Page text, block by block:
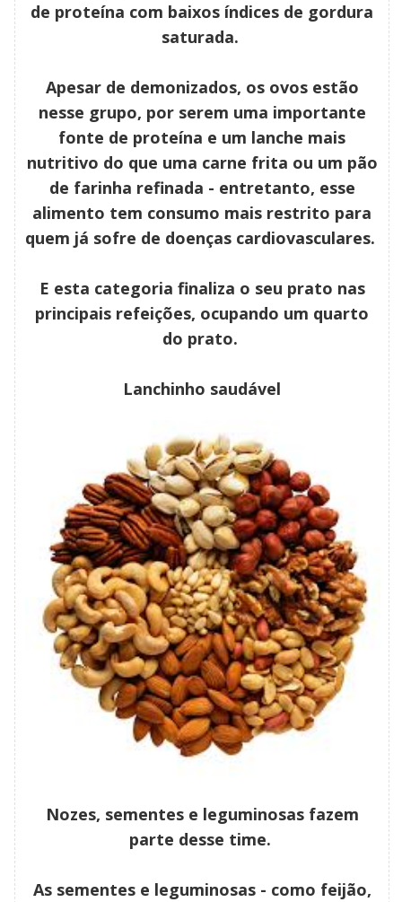
de proteína com baixos índices de gordura
saturada.
Apesar de demonizados, os ovos estão
nesse grupo, por serem uma importante
fonte de proteína e um lanche mais
nutritivo do que uma carne frita ou um pão
de farinha refinada - entretanto, esse
alimento tem consumo mais restrito para
quem já sofre de doenças cardiovasculares.
E esta categoria finaliza o seu prato nas
principais refeições, ocupando um quarto
do prato.
Lanchinho saudável
Nozes, sementes e leguminosas fazem
parte desse time.
As sementes e leguminosas - como feijão,